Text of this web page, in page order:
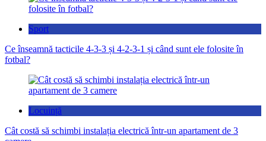
Sport
Ce înseamnă tacticile 4-3-3 și 4-2-3-1 și când sunt ele folosite în
fotbal?
Locuință
Cât costă să schimbi instalația electrică într-un apartament de 3